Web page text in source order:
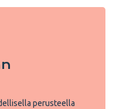
perusteella